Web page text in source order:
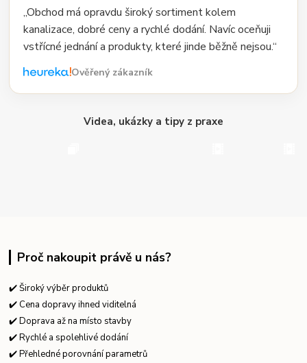
„Obchod má opravdu široký sortiment kolem
kanalizace, dobré ceny a rychlé dodání. Navíc oceňuji
vstřícné jednání a produkty, které jinde běžně nejsou.“
Ověřený zákazník
Videa, ukázky a tipy z praxe
Proč nakoupit právě u nás?
✔️ Široký výběr produktů
✔️ Cena dopravy ihned viditelná
✔️ Doprava až na místo stavby
✔️ Rychlé a spolehlivé dodání
✔️ Přehledné porovnání parametrů